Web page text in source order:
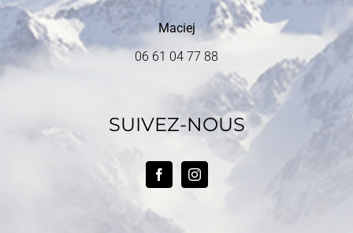
Maciej
06 61 04 77 88
SUIVEZ-NOUS